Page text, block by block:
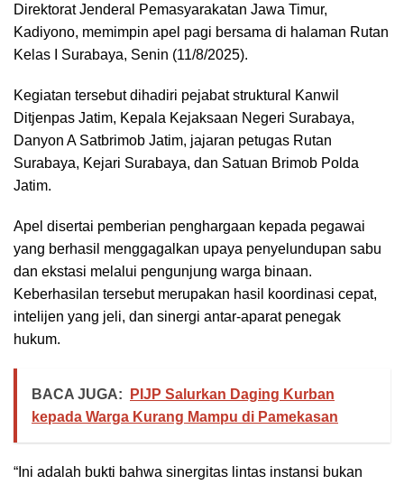
Direktorat Jenderal Pemasyarakatan Jawa Timur,
Kadiyono, memimpin apel pagi bersama di halaman Rutan
Kelas I Surabaya, Senin (11/8/2025).
Kegiatan tersebut dihadiri pejabat struktural Kanwil
Ditjenpas Jatim, Kepala Kejaksaan Negeri Surabaya,
Danyon A Satbrimob Jatim, jajaran petugas Rutan
Surabaya, Kejari Surabaya, dan Satuan Brimob Polda
Jatim.
Apel disertai pemberian penghargaan kepada pegawai
yang berhasil menggagalkan upaya penyelundupan sabu
dan ekstasi melalui pengunjung warga binaan.
Keberhasilan tersebut merupakan hasil koordinasi cepat,
intelijen yang jeli, dan sinergi antar-aparat penegak
hukum.
BACA JUGA:
PIJP Salurkan Daging Kurban
kepada Warga Kurang Mampu di Pamekasan
“Ini adalah bukti bahwa sinergitas lintas instansi bukan